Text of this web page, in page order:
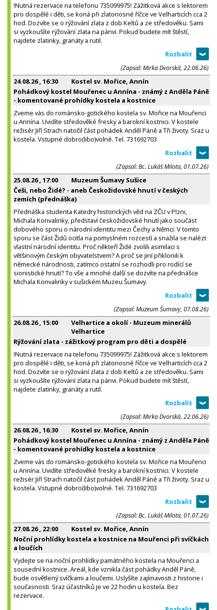
!Nutná rezervace na telefonu 735099975! Zážitková akce s lektorem
pro dospělé i děti, se koná při zlatonosné říčce ve Velharticích cca 2
hod. Dozvíte se o rýžování zlata z dob Keltů a ze středověku. Sami
si vyzkoušíte rýžování zlata na pánvi. Pokud budete mít štěstí,
najdete zlatinky, granáty a rutil.
(Zapsal: Mirka Dvorská, 22.06.26)
24.08.26, 16:30
Kostel sv. Mořice, Annín
Pohádkový kostel Mouřenec u Annína - známý z Anděla Páně
- komentované prohídky kostela a kostnice
Zveme vás do románsko-gotického kostela sv. Mořice na Mouřenci
u Annína. Uvidíte středověké fresky a barokní kostnici. V kostele
režisér Jiří Strach natočil část pohádek Anděl Páně a Tři životy. Sraz u
kostela. Vstupné dobro(libo)volné. Tel. 731692703
(Zapsal: Bc. Lukáš Milota, 01.07.26)
25.08.26, 17:00
Muzeum Šumavy Sušice
Češi, nebo Židé? - aneb Českožidovské hnutí v českých
zemích (přednáška)
Přednáška studenta Katedry historických věd na ZČU v Plzni,
Michala Konvalinky, představí českožidovské hnutí jako součást
dobového sporu o národní identitu mezi Čechy a Němci. V tomto
sporu se část Židů ocitla na pomyslném rozcestí a snažila se nalézt
vlastní národní identitu. Proč někteří Židé zvolili asimilaci s
většinovým českým obyvatelstvem? A proč se jiní přiklonili k
německé národnosti, zatímco ostatní se rozhodli pro rodící se
sionistické hnutí? To vše a mnohé další se dozvíte na přednášce
Michala Konvalinky v sušickém Muzeu Šumavy.
(Zapsal: Muzeum Šumavy, 07.08.26)
26.08.26, 15:00
Velhartice a okolí - Muzeum minerálů
Velhartice
Rýžování zlata - zážitkový program pro děti a dospělé
!Nutná rezervace na telefonu 735099975! Zážitková akce s lektorem
pro dospělé i děti, se koná při zlatonosné říčce ve Velharticích cca 2
hod. Dozvíte se o rýžování zlata z dob Keltů a ze středověku. Sami
si vyzkoušíte rýžování zlata na pánvi. Pokud budete mít štěstí,
najdete zlatinky, granáty a rutil.
(Zapsal: Mirka Dvorská, 22.06.26)
26.08.26, 16:30
Kostel sv. Mořice, Annín
Pohádkový kostel Mouřenec u Annína - známý z Anděla Páně
- komentované prohídky kostela a kostnice
Zveme vás do románsko-gotického kostela sv. Mořice na Mouřenci
u Annína. Uvidíte středověké fresky a barokní kostnici. V kostele
režisér Jiří Strach natočil část pohádek Anděl Páně a Tři životy. Sraz u
kostela. Vstupné dobro(libo)volné. Tel. 731692703
(Zapsal: Bc. Lukáš Milota, 01.07.26)
27.08.26, 22:00
Kostel sv. Mořice, Annín
Noční prohlídky kostela a kostnice na Mouřenci při svíčkách
a loučích
Vydejte se na noční prohlídky památného kostela na Mouřenci a
sousední kostnice. Areál, kde vznikla část pohádky Anděl Páně,
bude osvětlený svíčkami a loučemi. Uslyšíte zajímavosti z historie i
současnosti. Sraz účastníků je ve 22 hodin u kostela. Bez
rezervace.